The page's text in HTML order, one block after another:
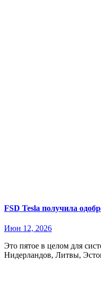
FSD Tesla получила
Июн 12, 2026
Это пятое в целом для системы на европейском рынке. После
Нидерландов, Литвы,